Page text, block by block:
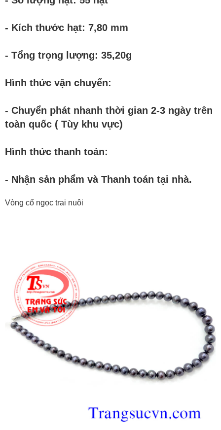
- Kích thước hạt: 7,80 mm
- Tổng trọng lượng: 35,20g
Hình thức vận chuyển:
- Chuyển phát nhanh thời gian 2-3 ngày trên
toàn quốc ( Tùy khu vực)
Hình thức thanh toán:
- Nhận sản phẩm và Thanh toán tại nhà.
Vòng cổ ngọc trai nuôi